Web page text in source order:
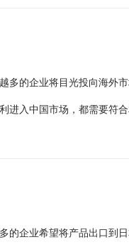
多的企业将目光投向海外
进入中国市场，都需要符
的企业希望将产品出口到